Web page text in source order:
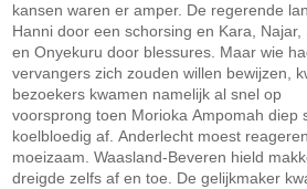
kansen waren er amper. De regerende
Hanni door een schorsing en Kara, Najar,
en Onyekuru door blessures. Maar wie
vervangers zich zouden willen bewijzen,
bezoekers kwamen namelijk al snel op
voorsprong toen Morioka Ampomah diep
koelbloedig af. Anderlecht moest
moeizaam. Waasland-Beveren hield
dreigde zelfs af en toe. De gelijkmaker